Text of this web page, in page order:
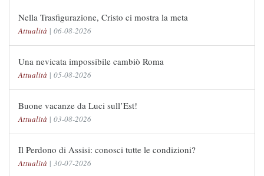
Nella Trasfigurazione, Cristo ci mostra la meta
Attualità | 06-08-2026
Una nevicata impossibile cambiò Roma
Attualità | 05-08-2026
Buone vacanze da Luci sull’Est!
Attualità | 03-08-2026
Il Perdono di Assisi: conosci tutte le condizioni?
Attualità | 30-07-2026